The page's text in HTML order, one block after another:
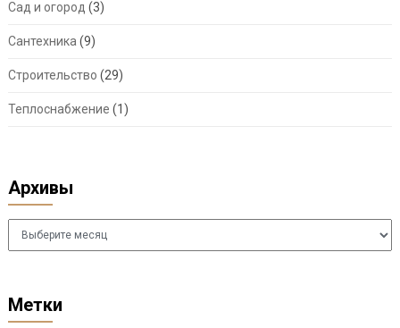
Сад и огород (3)
Сантехника (9)
Строительство (29)
Теплоснабжение (1)
Архивы
Архивы
Метки